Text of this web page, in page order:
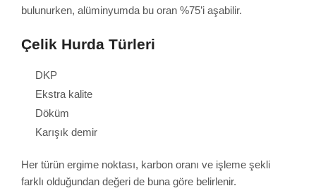
bulunurken, alüminyumda bu oran %75’i aşabilir.
Çelik Hurda Türleri
DKP
Ekstra kalite
Döküm
Karışık demir
Her türün ergime noktası, karbon oranı ve işleme şekli
farklı olduğundan değeri de buna göre belirlenir.